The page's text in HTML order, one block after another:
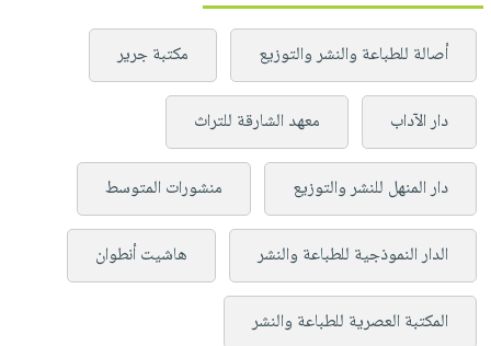
أصالة للطباعة والنشر والتوزيع مكتبة جرير
دار الآداب معهد الشارقة للتراث
دار المنهل للنشر والتوزيع منشورات المتوسط
الدار النموذجية للطباعة والنشر هاشيت أنطوان
المكتبة العصرية للطباعة والنشر